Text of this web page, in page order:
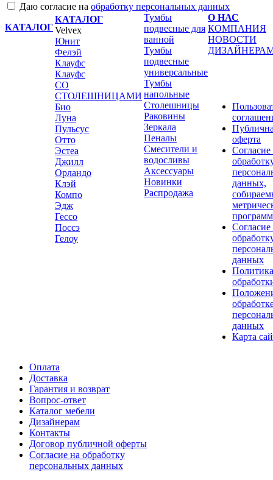
Даю согласие на обработку персональных данных
КАТАЛОГ
КАТАЛОГ
Velvex
Юнит
Фелэй
Клауфс
Клауфс
СО
СТОЛЕШНИЦАМИ
Био
Луна
Пульсус
Отто
Эстеа
Джилл
Орландо
Клэй
Компо
Эдж
Гессо
Поссэ
Гелоу
Тумбы
подвесные для
ванной
Тумбы
подвесные
универсальные
Тумбы
напольные
Столешницы
Раковины
Зеркала
Пеналы
Смесители и
водосливы
Аксессуары
Новинки
Распродажа
О НАС
КОМПАНИЯ
НОВОСТИ
оферта
Согласие
данных,
Согласие
данных
Политика
данных
Карта
Оплата
Доставка
Гарантия и возврат
Вопрос-ответ
Каталог мебели
Дизайнерам
Контакты
Договор публичной оферты
Согласие на обработку
персональных данных